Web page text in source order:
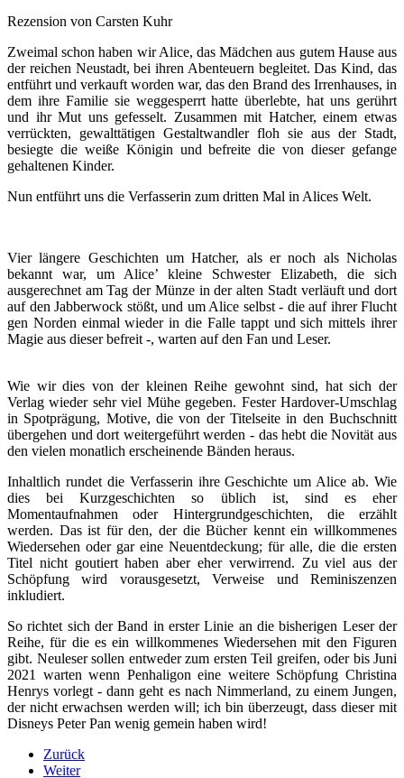
Rezension von Carsten Kuhr
Zweimal schon haben wir Alice, das Mädchen aus gutem Hause aus
der reichen Neustadt, bei ihren Abenteuern begleitet. Das Kind, das
entführt und verkauft worden war, das den Brand des Irrenhauses, in
dem ihre Familie sie weggesperrt hatte überlebte, hat uns gerührt
und ihr Mut uns gefesselt. Zusammen mit Hatcher, einem etwas
verrückten, gewalttätigen Gestaltwandler floh sie aus der Stadt,
besiegte die weiße Königin und befreite die von dieser gefange
gehaltenen Kinder.
Nun entführt uns die Verfasserin zum dritten Mal in Alices Welt.
Vier längere Geschichten um Hatcher, als er noch als Nicholas
bekannt war, um Alice’ kleine Schwester Elizabeth, die sich
ausgerechnet am Tag der Münze in der alten Stadt verläuft und dort
auf den Jabberwock stößt, und um Alice selbst - die auf ihrer Flucht
gen Norden einmal wieder in die Falle tappt und sich mittels ihrer
Magie aus dieser befreit -, warten auf den Fan und Leser.
Wie wir dies von der kleinen Reihe gewohnt sind, hat sich der
Verlag wieder sehr viel Mühe gegeben. Fester Hardover-Umschlag
in Spotprägung, Motive, die von der Titelseite in den Buchschnitt
übergehen und dort weitergeführt werden - das hebt die Novität aus
den vielen monatlich erscheinende Bänden heraus.
Inhaltlich rundet die Verfasserin ihre Geschichte um Alice ab. Wie
dies bei Kurzgeschichten so üblich ist, sind es eher
Momentaufnahmen oder Hintergrundgeschichten, die erzählt
werden. Das ist für den, der die Bücher kennt ein willkommenes
Wiedersehen oder gar eine Neuentdeckung; für alle, die die ersten
Titel nicht goutiert haben aber eher verwirrend. Zu viel aus der
Schöpfung wird vorausgesetzt, Verweise und Reminiszenzen
inkludiert.
So richtet sich der Band in erster Linie an die bisherigen Leser der
Reihe, für die es ein willkommenes Wiedersehen mit den Figuren
gibt. Neuleser sollen entweder zum ersten Teil greifen, oder bis Juni
2021 warten wenn Penhaligon eine weitere Schöpfung Christina
Henrys vorlegt - dann geht es nach Nimmerland, zu einem Jungen,
der nicht erwachsen werden will; ich bin überzeugt, dass dieser mit
Disneys Peter Pan wenig gemein haben wird!
Zurück
Weiter